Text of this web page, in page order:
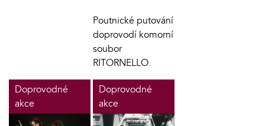
Poutnické putování
doprovodí komorní
soubor
RITORNELLO.
Doprovodné
akce
Doprovodné
akce